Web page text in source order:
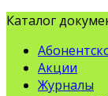
Каталог
Акции
Журналы